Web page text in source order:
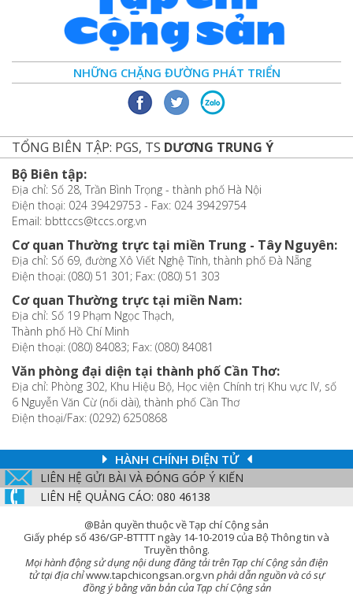
NHỮNG CHẶNG ĐƯỜNG PHÁT TRIỂN
TỔNG BIÊN TẬP: PGS, TS DƯƠNG TRUNG Ý
Bộ Biên tập:
Địa chỉ: Số 28, Trần Bình Trọng - thành phố Hà Nội
Điện thoại: 024 39429753 - Fax: 024 39429754
Email: bbttccs@tccs.org.vn
Cơ quan Thường trực tại miền Trung - Tây Nguyên:
Địa chỉ: Số 69, đường Xô Viết Nghệ Tĩnh, thành phố Đà Nẵng
Điện thoại: (080) 51 301; Fax: (080) 51 303
Cơ quan Thường trực tại miền Nam:
Địa chỉ: Số 19 Phạm Ngọc Thạch,
Thành phố Hồ Chí Minh
Điện thoại: (080) 84083; Fax: (080) 84081
Văn phòng đại diện tại thành phố Cần Thơ:
Địa chỉ: Phòng 302, Khu Hiệu Bộ, Học viện Chính trị Khu vực IV, số
6 Nguyễn Văn Cừ (nối dài), thành phố Cần Thơ
Điện thoại/Fax: (0292) 6250868
HÀNH CHÍNH ĐIỆN TỬ
LIÊN HỆ GỬI BÀI VÀ ĐÓNG GÓP Ý KIẾN
LIÊN HỆ QUẢNG CÁO: 080 46138
@Bản quyền thuộc về Tạp chí Cộng sản
Giấy phép số 436/GP-BTTTT ngày 14-10-2019 của Bộ Thông tin và
Truyền thông.
Mọi hành động sử dụng nội dung đăng tải trên Tạp chí Cộng sản điện
tử tại địa chỉwww.tapchicongsan.org.vn phải dẫn nguồn và có sự
đồng ý bằng văn bản của Tạp chí Cộng sản